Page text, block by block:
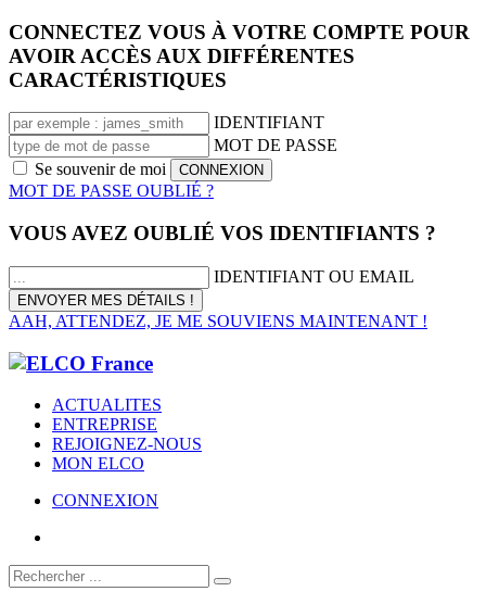
CONNECTEZ VOUS À VOTRE COMPTE POUR
AVOIR ACCÈS AUX DIFFÉRENTES
CARACTÉRISTIQUES
IDENTIFIANT
MOT DE PASSE
Se souvenir de moi
MOT DE PASSE OUBLIÉ ?
VOUS AVEZ OUBLIÉ VOS IDENTIFIANTS ?
IDENTIFIANT OU EMAIL
AAH, ATTENDEZ, JE ME SOUVIENS MAINTENANT !
ACTUALITES
ENTREPRISE
REJOIGNEZ-NOUS
MON ELCO
CONNEXION